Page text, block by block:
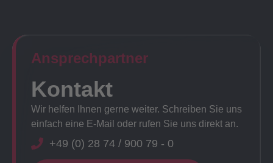
Ansprechpartner​
Kontakt
Wir helfen Ihnen gerne weiter. Schreiben Sie uns
einfach eine E-Mail oder rufen Sie uns direkt an.
+49 (0) 28 74 / 900 79 - 0